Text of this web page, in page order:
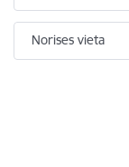
Norises vieta